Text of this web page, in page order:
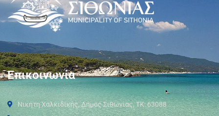
Επικοινωνία
Νικήτη Χαλκιδικής, Δήμος Σιθωνίας, ΤΚ: 63088